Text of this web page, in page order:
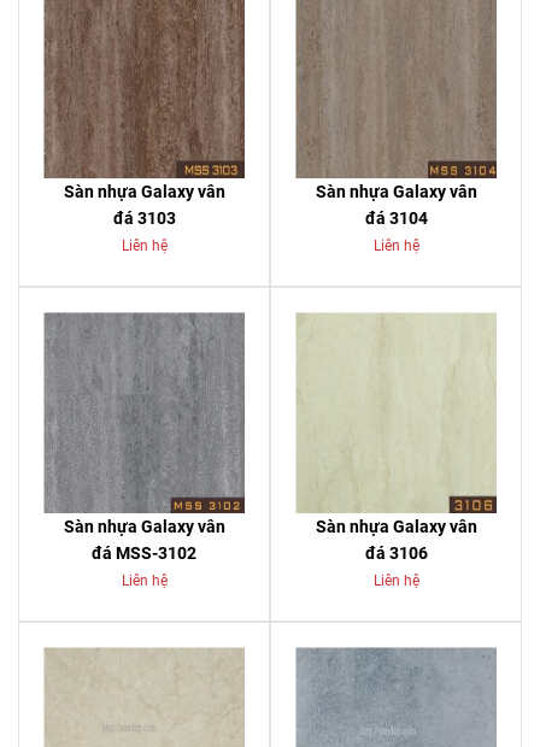
Sàn nhựa Galaxy vân
đá 3103
Liên hệ
Sàn nhựa Galaxy vân
đá 3104
Liên hệ
Sàn nhựa Galaxy vân
đá MSS-3102
Liên hệ
Sàn nhựa Galaxy vân
đá 3106
Liên hệ